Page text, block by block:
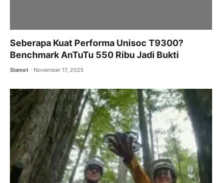
Seberapa Kuat Performa Unisoc T9300?
Benchmark AnTuTu 550 Ribu Jadi Bukti
Slamet November 17, 2025